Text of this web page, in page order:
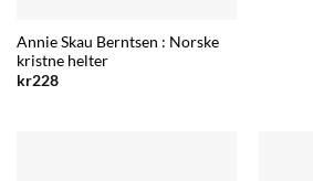
Annie Skau Berntsen : Norske
kristne helter
kr228